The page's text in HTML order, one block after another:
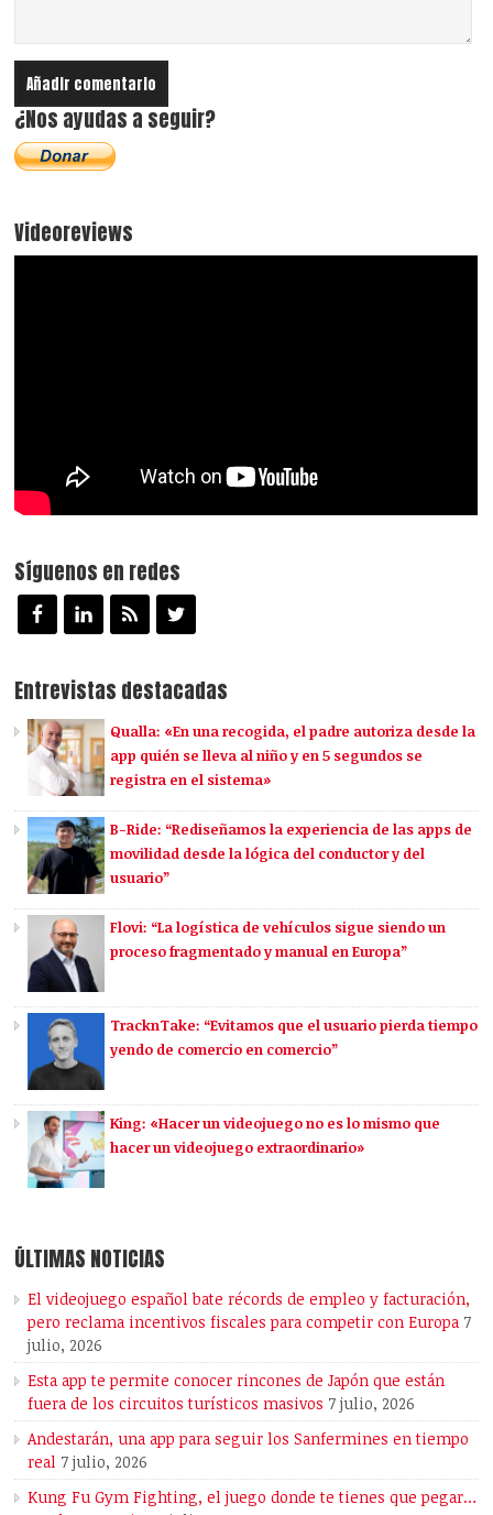
¿Nos ayudas a seguir?
Videoreviews
Síguenos en redes
Entrevistas destacadas
Qualla: «En una recogida, el padre autoriza desde la
app quién se lleva al niño y en 5 segundos se
registra en el sistema»
B-Ride: “Rediseñamos la experiencia de las apps de
movilidad desde la lógica del conductor y del
usuario”
Flovi: “La logística de vehículos sigue siendo un
proceso fragmentado y manual en Europa”
TracknTake: “Evitamos que el usuario pierda tiempo
yendo de comercio en comercio”
King: «Hacer un videojuego no es lo mismo que
hacer un videojuego extraordinario»
ÚLTIMAS NOTICIAS
El videojuego español bate récords de empleo y facturación,
pero reclama incentivos fiscales para competir con Europa 7
julio, 2026
Esta app te permite conocer rincones de Japón que están
fuera de los circuitos turísticos masivos 7 julio, 2026
Andestarán, una app para seguir los Sanfermines en tiempo
real 7 julio, 2026
Kung Fu Gym Fighting, el juego donde te tienes que pegar…